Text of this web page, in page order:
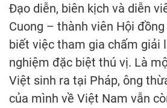
Đạo diễn, biên kịch và diễn
Cuong – thành viên Hội
biết việc tham gia chấm giải
nghiệm đặc biệt thú vị. Là
Việt sinh ra tại Pháp, ông
của mình về Việt Nam vẫn